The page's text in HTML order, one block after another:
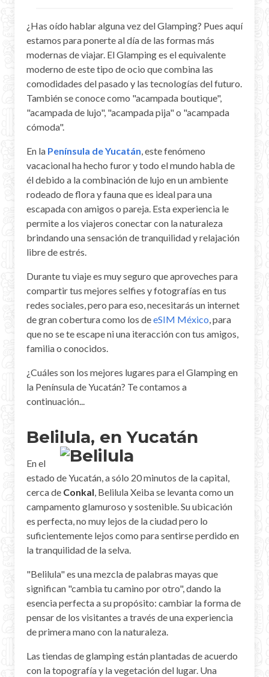
Chichen Itza Ruins
Chichen Itza History
Chichen Itza Hotel
Location
Equinox
Night Show
Mayan Calendar
Mayan Predictions
SHOP
BLOG
ENGLISH
¿Has oído hablar alguna vez del Glamping? Pues aquí
estamos para ponerte al día de las formas más
modernas de viajar. El Glamping es el equivalente
moderno de este tipo de ocio que combina las
comodidades del pasado y las tecnologías del futuro.
También se conoce como "acampada boutique",
"acampada de lujo", "acampada pija" o "acampada
cómoda".
En la Península de Yucatán, este fenómeno
vacacional ha hecho furor y todo el mundo habla de
él debido a la combinación de lujo en un ambiente
rodeado de flora y fauna que es ideal para una
escapada con amigos o pareja. Esta experiencia le
permite a los viajeros conectar con la naturaleza
brindando una sensación de tranquilidad y relajación
libre de estrés.
Durante tu viaje es muy seguro que aproveches para
compartir tus mejores selfies y fotografías en tus
redes sociales, pero para eso, necesitarás un internet
de gran cobertura como los deeSIM México, para
que no se te escape ni una iteracción con tus amigos,
familia o conocidos.
¿Cuáles son los mejores lugares para el Glamping en
la Península de Yucatán? Te contamos a
continuación...
Belilula, en Yucatán
En el
estado de Yucatán, a sólo 20 minutos de la capital,
cerca de Conkal, Belilula Xeiba se levanta como un
campamento glamuroso y sostenible. Su ubicación
es perfecta, no muy lejos de la ciudad pero lo
suficientemente lejos como para sentirse perdido en
la tranquilidad de la selva.
"Belilula" es una mezcla de palabras mayas que
significan "cambia tu camino por otro", dando la
esencia perfecta a su propósito: cambiar la forma de
pensar de los visitantes a través de una experiencia
de primera mano con la naturaleza.
Las tiendas de glamping están plantadas de acuerdo
con la topografía y la vegetación del lugar. Una